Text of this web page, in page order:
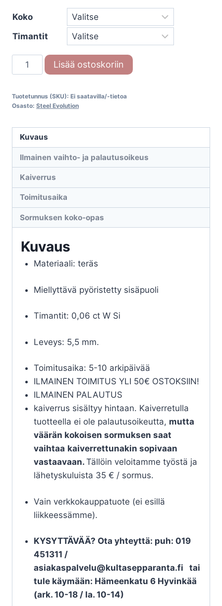
Koko
Timantit
Steel
Evolution
055
Lisää ostoskoriin
Tuotetunnus (SKU): Ei saatavilla/-tietoa
Osasto: Steel Evolution
Kuvaus
Ilmainen vaihto- ja palautusoikeus
Kaiverrus
Toimitusaika
Sormuksen koko-opas
Kuvaus
Materiaali: teräs
Miellyttävä pyöristetty sisäpuoli
Timantit: 0,06 ct W Si
Leveys: 5,5 mm.
Toimitusaika: 5-10 arkipäivää
ILMAINEN TOIMITUS YLI 50€ OSTOKSIIN!
ILMAINEN PALAUTUS
kaiverrus sisältyy hintaan. Kaiverretulla
tuotteella ei ole palautusoikeutta, mutta
väärän kokoisen sormuksen saat
vaihtaa kaiverrettunakin sopivaan
vastaavaan. Tällöin veloitamme työstä ja
lähetyskuluista 35 € / sormus.
Vain verkkokauppatuote (ei esillä
liikkeessämme).
KYSYTTÄVÄÄ? Ota yhteyttä: puh: 019
451311 /
asiakaspalvelu@kultasepparanta.fi tai
tule käymään: Hämeenkatu 6 Hyvinkää
(ark. 10-18 / la. 10-14)